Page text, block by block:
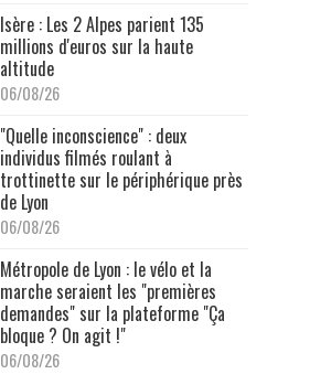
Isère : Les 2 Alpes parient 135
millions d'euros sur la haute
altitude
06/08/26
"Quelle inconscience" : deux
individus filmés roulant à
trottinette sur le périphérique près
de Lyon
06/08/26
Métropole de Lyon : le vélo et la
marche seraient les "premières
demandes" sur la plateforme "Ça
bloque ? On agit !"
06/08/26